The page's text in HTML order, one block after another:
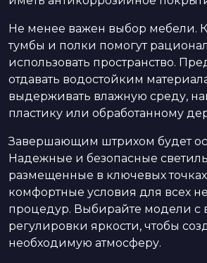
Не менее важен выбор мебели.
тумбы и полки помогут
использовать пространство.
отдавать водостойким
выдерживать влажную среду,
пластику или обработанному
Завершающим штрихом будет
Надежные и безопасные
размещенные в ключевых
комфортные условия для всех
процедур. Выбирайте модели с
регулировки яркости, чтобы
необходимую атмосферу.